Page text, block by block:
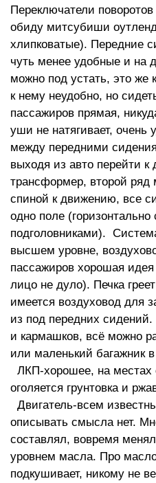
Переключатели
обиду митсубиши
хлипковатые). Передние
чуть менее удобные и на
можно под устать, это же
к нему неудобно, но
пассажиров прямая,
уши не натягивает, очень
между передними
выходя из авто перейти к
трансформер, второй ряд
спиной к движению, все
одно поле
подголовниками).
высшем уровне,
пассажиров хорошая идея
лицо не дуло). Печка
имеется воздуховод для
из под передних
и кармашков, всё можно
или маленький багажник
ЛКП-хорошее, на местах
оголяется грунтовка и
Двигатель-всем
описывать смысла нет.
составлял, вовремя
уровнем масла. Про
подкушивает, никому не